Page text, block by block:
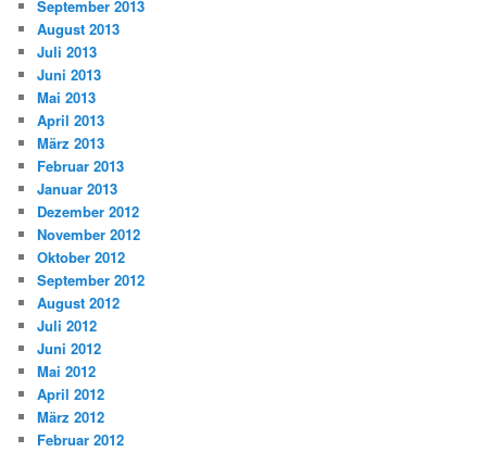
September 2013
August 2013
Juli 2013
Juni 2013
Mai 2013
April 2013
März 2013
Februar 2013
Januar 2013
Dezember 2012
November 2012
Oktober 2012
September 2012
August 2012
Juli 2012
Juni 2012
Mai 2012
April 2012
März 2012
Februar 2012